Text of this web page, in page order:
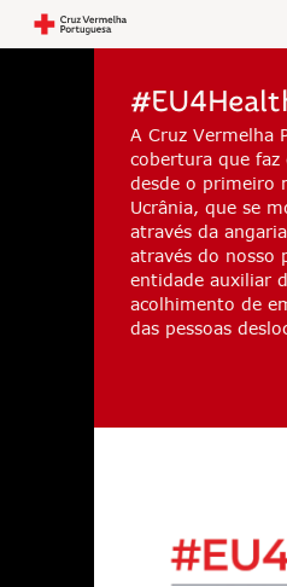
A Cruz Vermelha
cobertura que
desde o primeiro
Ucrânia, que se
através da
através do nosso
entidade auxiliar
acolhimento de
das pessoas